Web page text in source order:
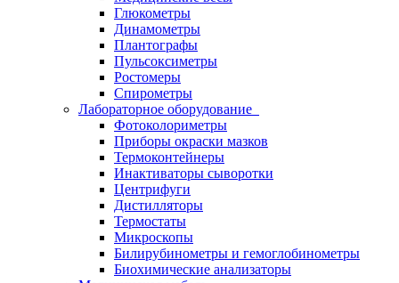
Глюкометры
Динамометры
Плантографы
Пульсоксиметры
Ростомеры
Спирометры
Лабораторное оборудование
Фотоколориметры
Приборы окраски мазков
Термоконтейнеры
Инактиваторы сыворотки
Центрифуги
Дистилляторы
Термостаты
Микроскопы
Билирубинометры и гемоглобинометры
Биохимические анализаторы